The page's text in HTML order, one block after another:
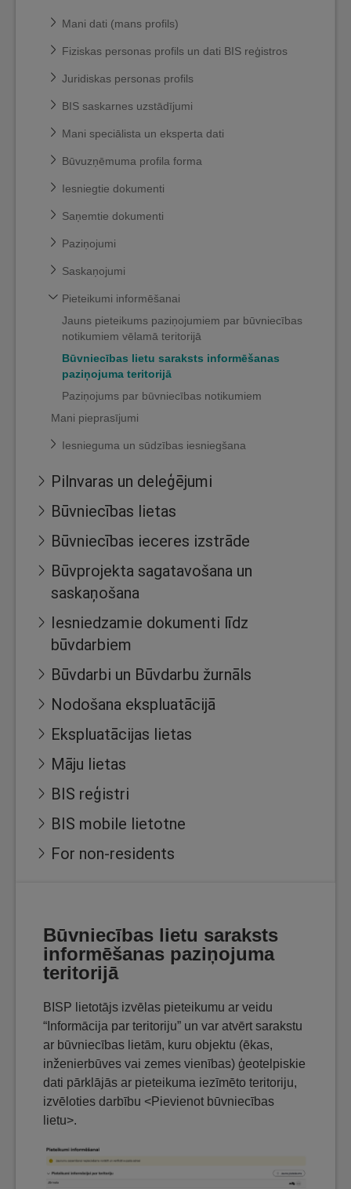
Mani dati (mans profils)
Fiziskas personas profils un dati BIS reģistros
Juridiskas personas profils
BIS saskarnes uzstādījumi
Mani speciālista un eksperta dati
Būvuzņēmuma profila forma
Iesniegtie dokumenti
Saņemtie dokumenti
Paziņojumi
Saskaņojumi
Pieteikumi informēšanai
Jauns pieteikums paziņojumiem par būvniecības
notikumiem vēlamā teritorijā
Būvniecības lietu saraksts informēšanas
paziņojuma teritorijā
Paziņojums par būvniecības notikumiem
Mani pieprasījumi
Iesnieguma un sūdzības iesniegšana
Pilnvaras un deleģējumi
Būvniecības lietas
Būvniecības ieceres izstrāde
Būvprojekta sagatavošana un
saskaņošana
Iesniedzamie dokumenti līdz
būvdarbiem
Būvdarbi un Būvdarbu žurnāls
Nodošana ekspluatācijā
Ekspluatācijas lietas
Māju lietas
BIS reģistri
BIS mobile lietotne
For non-residents
Būvniecības lietu saraksts
informēšanas paziņojuma
teritorijā
BISP lietotājs izvēlas pieteikumu ar veidu
“Informācija par teritoriju” un var atvērt sarakstu
ar būvniecības lietām, kuru objektu (ēkas,
inženierbūves vai zemes vienības) ģeotelpiskie
dati pārklājās ar pieteikuma iezīmēto teritoriju,
izvēloties darbību <Pievienot būvniecības
lietu>.